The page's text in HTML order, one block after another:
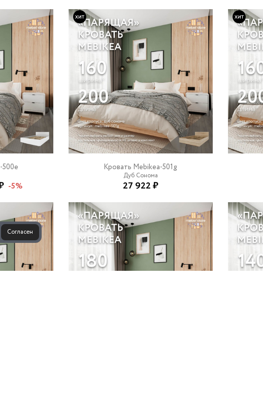
Согласен
500e
-5%
Кровать Mebikea-501g
Дуб Сонома
27 922 ₽